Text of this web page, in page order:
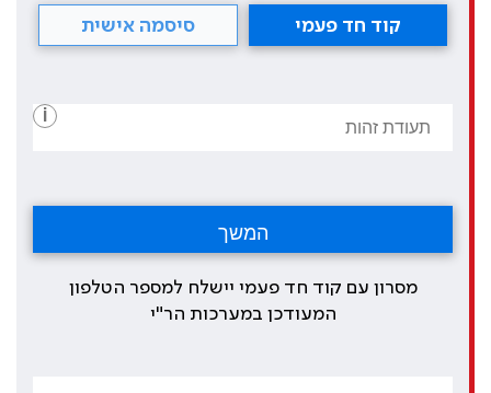
קוד חד פעמי סיסמה אישית
i
מסרון עם קוד חד פעמי יישלח למספר הטלפון
המעודכן במערכות הר"י